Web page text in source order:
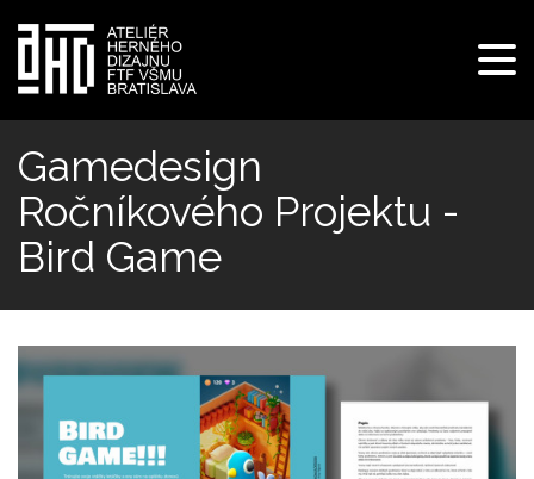
Skočiť
na
hlavný
obsah
Gamedesign
Ročníkového Projektu -
Bird Game